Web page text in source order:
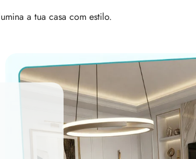
a tua casa com estilo.